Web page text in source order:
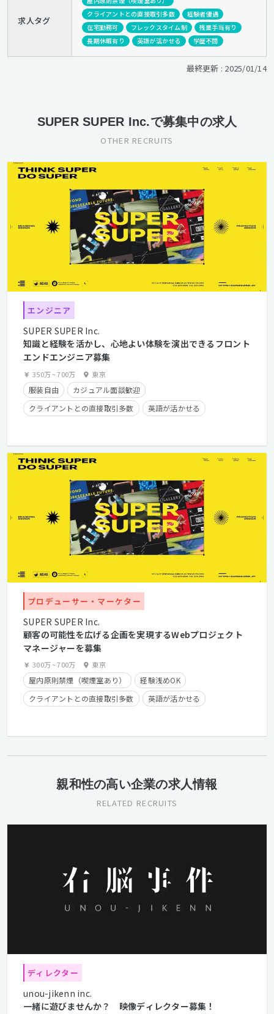
求人タグ
クライアントとの直接取引多数
経験者優遇
在宅勤務可
フレックスタイム制
残業手当有り
長期休暇有り
英語が活かせる 学歴不問
最終更新 : 2025/01/14
SUPER SUPER Inc.で募集中の求人
OTHER RECRUITS
エンジニア
SUPER SUPER Inc.
知識と経験を活かし、心地よい体験を演出できるフロント
エンドエンジニア募集
350万~700万 東京
服装自由
カジュアル面談歓迎
クライアントとの直接取引多数
英語が活かせる
フレックスタイム制
学歴不問 経験者優遇
プロデューサー・マーケター
SUPER SUPER Inc.
顧客の可能性を広げる企画を実現するWebプロジェクト
マネージャーを募集
300万~700万 東京
屋内原則禁煙（喫煙室あり）
経験浅めOK
クライアントとの直接取引多数
英語が活かせる
フレックスタイム制
学歴不問 経験者優遇
親和性の高い企業の求人情報
RELATED RECRUITS
ディレクター
unou-jikenn inc.
一緒に遊びませんか？ 映像ディレクター募集！